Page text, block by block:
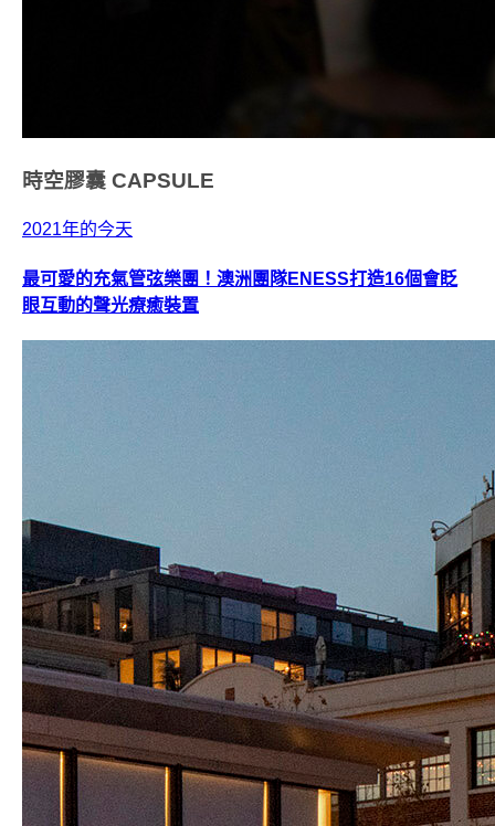
時空膠囊 CAPSULE
2021年的今天
最可愛的充氣管弦樂團！澳洲團隊ENESS打造16個會眨
眼互動的聲光療癒裝置